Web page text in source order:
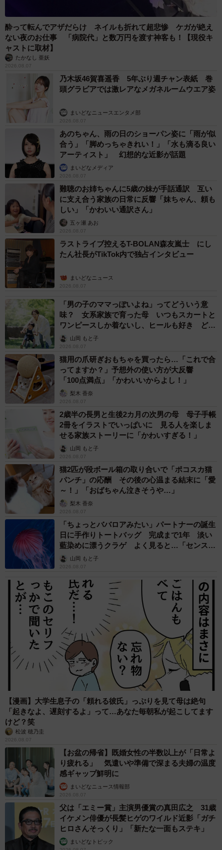
酔って転んでアザだらけ ネイルも折れて超悲惨 ケガが絶え
ない夜のお仕事 「病院代」と数万円を渡す神客も！【現役キ
ャストに取材】
たかなし 亜妖
2026.08.07
乃木坂46賀喜遥香 5年ぶり週チャン表紙 巻
頭グラビアでは激レアなメガネルームウエア姿
まいどなニュースエンタメ部
2026.08.07
あのちゃん、雨の日のショーパン姿に「雨が似
合う」「脚めっちゃきれい！」「水も滴る良い
アーティスト」 幻想的な近影が話題
まいどなメディア
2026.08.07
難聴のお姉ちゃんに5歳の妹が手話通訳 互い
に支え合う家族の日常に反響「妹ちゃん、頼も
しい」「かわいい通訳さん」
五ヶ瀬 あお
2026.08.07
ラストライブ控えるT-BOLAN森友嵐士 にし
たん社長がTikTok内で独占インタビュー
まいどなニュース
2026.08.07
「男の子のママっぽいよね」ってどういう意
味？ 女系家族で育った母 いつもスカートと
ワンピースしか着ないし、ヒールも好き どの
へんが…
山岡 もと子
2026.08.07
猫用の爪研ぎおもちゃを買ったら…「これで合
ってますか？」予想外の使い方が大反響
「100点満点」「かわいいからよし！」
梨木 香奈
2026.08.07
2歳半の長男と生後2カ月の次男の母 母子手帳
2冊をイラストでいっぱいに 見る人を楽しま
せる家族ストーリーに「かわいすぎる！」
山岡 もと子
2026.08.07
猫2匹が段ボール箱の取り合いで「ポコスカ猫
パンチ」の応酬 その後の心温まる結末に「愛
～！」「おばちゃん泣きそうや…」
梨木 香奈
2026.08.07
「ちょっとババロアみたい」パートナーの誕生
日に手作りトートバッグ 完成まで1年 淡い
藍染めに漂うクラゲ よく見ると…「センスす
ごい」山岡 もと子
2026.08.07
【漫画】大学生息子の「頼れる彼氏」っぷりを見て母は絶句
「起きなよ、遅刻するよ」って…あなた毎朝私が起こしてます
けど？笑
松波 穂乃圭
2026.08.07
【お盆の帰省】既婚女性の半数以上が「日常よ
り疲れる」 気遣いや準備で深まる夫婦の温度
感ギャップ鮮明に
まいどなニュース情報部
2026.08.07
父は「エミー賞」主演男優賞の真田広之 31歳
イケメン俳優が長髪ヒゲのワイルド近影「ガチ
ヒロさんそっくり」「新たな一面もステキ」
まいどなトピック